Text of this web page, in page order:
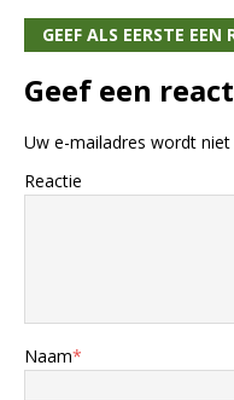
GEEF ALS EERSTE EEN
Geef een
Uw e-mailadres wordt niet
Reactie
Naam*